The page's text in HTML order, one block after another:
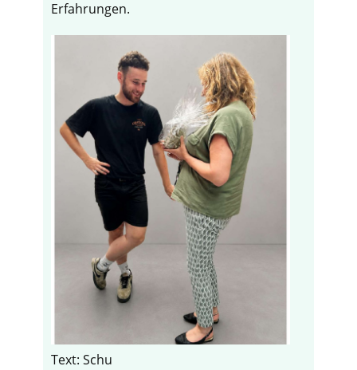
Erfahrungen.
Text: Schu